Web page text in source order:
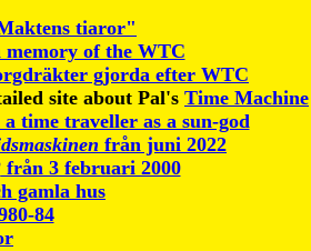
tiaror"
of the WTC
gjorda efter WTC
site about Pal's Time Machine
time traveller as a sun-god
från juni 2022
från 3 februari 2000
gamla hus
84